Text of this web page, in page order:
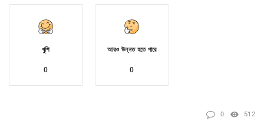
খুশি
0
আরও উন্নত হতে পারে
0
0 512